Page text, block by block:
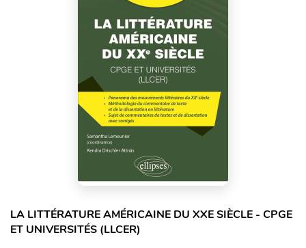
LA LITTÉRATURE AMÉRICAINE DU XXE SIÈCLE - CPGE
ET UNIVERSITÉS (LLCER)